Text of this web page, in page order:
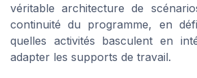
véritable architecture de
continuité du programme, en
quelles activités basculent en
adapter les supports de travail.